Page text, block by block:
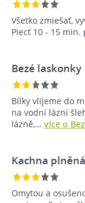
Všetko zmiešať,
Piecť 10 - 15 min.
Bezé laskonky
Bílky vlijeme do
na vodní lázní
lázně,… více o
Kachna
Omytou a